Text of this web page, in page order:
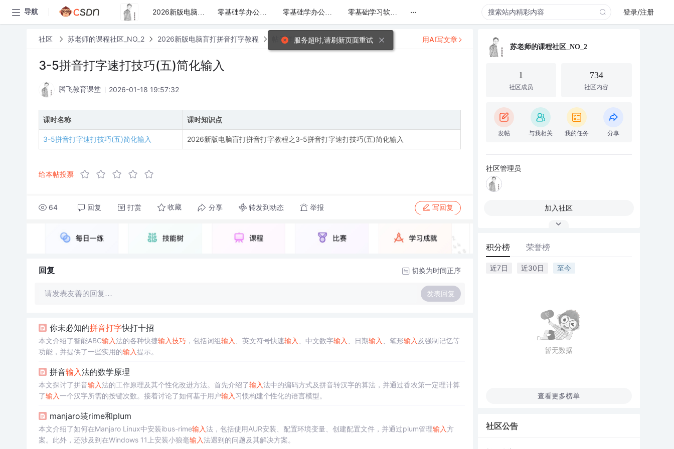
导航 2026新版电脑盲打拼音打字教程 零基础学办公软件WPS文字Word从入门到精通课程 零基础学办公软件WPS表格Excel从入门到精通课程 零基础学习软件WPS演示（PPT）视频教程 ... 登录/注册
社区 苏老师的课程社区_NO_2 2026新版电脑盲打拼音打字教程 帖子详情
3-5拼音打字速打技巧(五)简化输入
腾飞教育课堂 2026-01-18 19:57:32
课时名称 课时知识点
3-5拼音打字速打技巧(五)简化输入 2026新版电脑盲打拼音打字教程之3-5拼音打字速打技巧(五)简化输入
给本帖投票
64 回复 打赏 收藏 分享 转发到动态 举报 写回复
用AI写文章
回复 切换为时间正序
请发表友善的回复… 发表回复
你未必知的拼音打字快打十招
本文介绍了智能ABC输入法的各种快捷输入技巧，包括词组输入 、英文符号快速输入 、中文数字输入 、日期输入 、笔形输入 及强制记忆等
功能，并提供了一些实用的输入提示。
拼音输入法的数学原理
本文探讨了拼音输入法的工作原理及其个性化改进方法。首先介绍了输入法中的编码方式及拼音转汉字的算法，并通过香农第一定理计算
了输入一个汉字所需的按键次数。接着讨论了如何基于用户输入 习惯构建个性化的语言模型。
manjaro装rime和plum
本文介绍了如何在Manjaro Linux中安装ibus-rime输入法，包括使用AUR安装、配置环境变量、创建配置文件，并通过plum管理输入方
案。此外，还涉及到在Windows 11上安装小狼毫输入法遇到的问题及其解决方案。
苏老师的课程社区_NO_2
1
社区成员
734
社区内容
发帖 与我相关 我的任务 分享
社区管理员
加入社区
积分榜 荣誉榜
近7日 近30日 至今
暂无数据
查看更多榜单
社区公告
服务超时,请刷新页面重试